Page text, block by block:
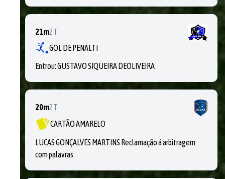
21m2T
GOL DE PENALTI
Entrou:GUSTAVO SIQUEIRA DEOLIVEIRA
20m2T
CARTÃO AMARELO
LUCAS GONÇALVES MARTINS Reclamação á arbitragem
com palavras